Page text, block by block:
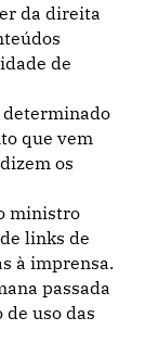
da direita
de
determinado
que vem
os
ministro
links de
à imprensa.
passada
uso das